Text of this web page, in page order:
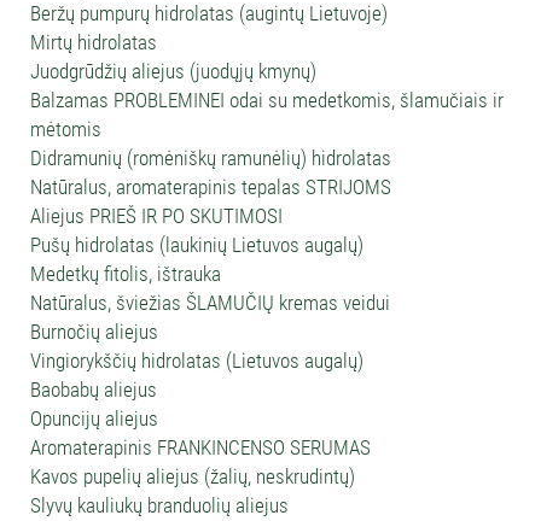
Beržų pumpurų hidrolatas (augintų Lietuvoje)
Mirtų hidrolatas
Juodgrūdžių aliejus (juodųjų kmynų)
Balzamas PROBLEMINEI odai su medetkomis, šlamučiais ir
mėtomis
Didramunių (romėniškų ramunėlių) hidrolatas
Natūralus, aromaterapinis tepalas STRIJOMS
Aliejus PRIEŠ IR PO SKUTIMOSI
Pušų hidrolatas (laukinių Lietuvos augalų)
Medetkų fitolis, ištrauka
Natūralus, šviežias ŠLAMUČIŲ kremas veidui
Burnočių aliejus
Vingiorykščių hidrolatas (Lietuvos augalų)
Baobabų aliejus
Opuncijų aliejus
Aromaterapinis FRANKINCENSO SERUMAS
Kavos pupelių aliejus (žalių, neskrudintų)
Slyvų kauliukų branduolių aliejus